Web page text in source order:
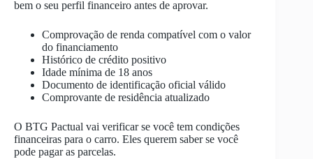
bem o seu perfil financeiro antes de aprovar.
Comprovação de renda compatível com o valor
do financiamento
Histórico de crédito positivo
Idade mínima de 18 anos
Documento de identificação oficial válido
Comprovante de residência atualizado
O BTG Pactual vai verificar se você tem condições
financeiras para o carro. Eles querem saber se você
pode pagar as parcelas.